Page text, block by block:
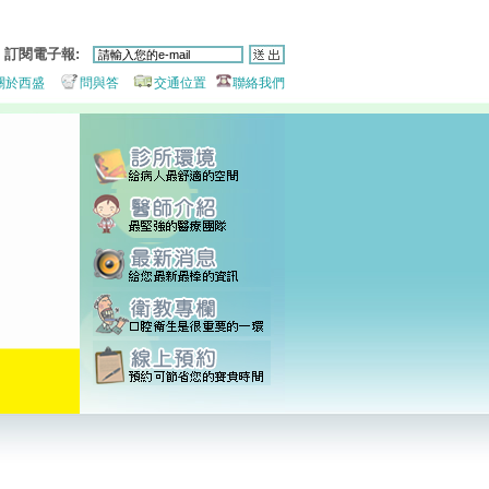
訂閱電子報:
於西盛 問與答 交通位置 聯絡我們